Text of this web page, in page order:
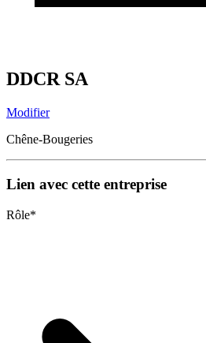
DDCR SA
Modifier
Chêne-Bougeries
Lien avec cette entreprise
Rôle*